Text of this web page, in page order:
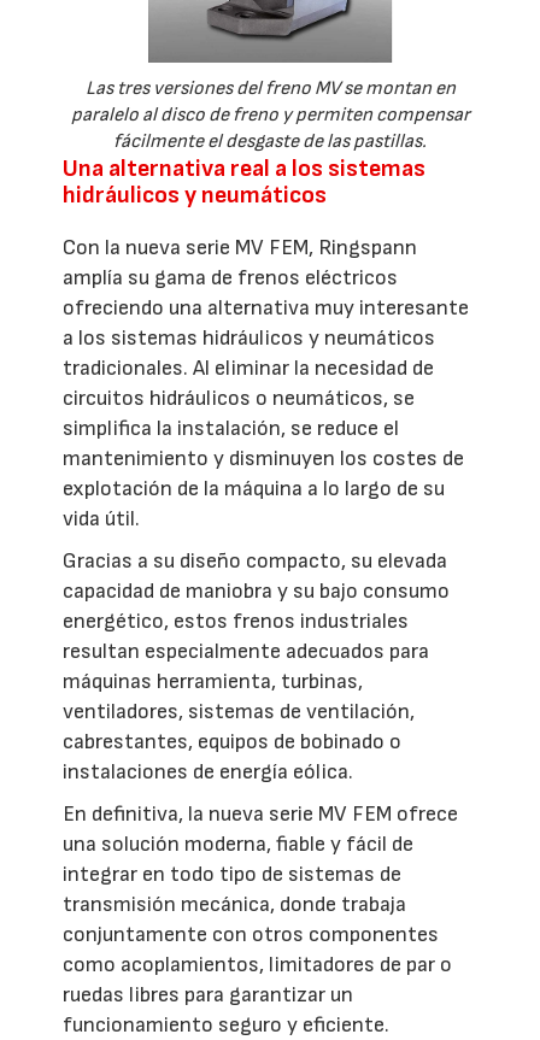
Las tres versiones del freno MV se montan en
paralelo al disco de freno y permiten compensar
fácilmente el desgaste de las pastillas.
Una alternativa real a los sistemas
hidráulicos y neumáticos
Con la nueva serie MV FEM, Ringspann
amplía su gama de frenos eléctricos
ofreciendo una alternativa muy interesante
a los sistemas hidráulicos y neumáticos
tradicionales. Al eliminar la necesidad de
circuitos hidráulicos o neumáticos, se
simplifica la instalación, se reduce el
mantenimiento y disminuyen los costes de
explotación de la máquina a lo largo de su
vida útil.
Gracias a su diseño compacto, su elevada
capacidad de maniobra y su bajo consumo
energético, estos frenos industriales
resultan especialmente adecuados para
máquinas herramienta, turbinas,
ventiladores, sistemas de ventilación,
cabrestantes, equipos de bobinado o
instalaciones de energía eólica.
En definitiva, la nueva serie MV FEM ofrece
una solución moderna, fiable y fácil de
integrar en todo tipo de sistemas de
transmisión mecánica, donde trabaja
conjuntamente con otros componentes
como acoplamientos, limitadores de par o
ruedas libres para garantizar un
funcionamiento seguro y eficiente.